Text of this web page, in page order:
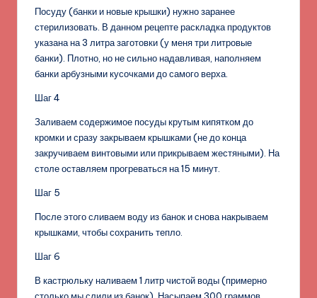
Посуду (банки и новые крышки) нужно заранее
стерилизовать. В данном рецепте раскладка продуктов
указана на 3 литра заготовки (у меня три литровые
банки). Плотно, но не сильно надавливая, наполняем
банки арбузными кусочками до самого верха.
Шаг 4
Заливаем содержимое посуды крутым кипятком до
кромки и сразу закрываем крышками (не до конца
закручиваем винтовыми или прикрываем жестяными). На
столе оставляем прогреваться на 15 минут.
Шаг 5
После этого сливаем воду из банок и снова накрываем
крышками, чтобы сохранить тепло.
Шаг 6
В кастрюльку наливаем 1 литр чистой воды (примерно